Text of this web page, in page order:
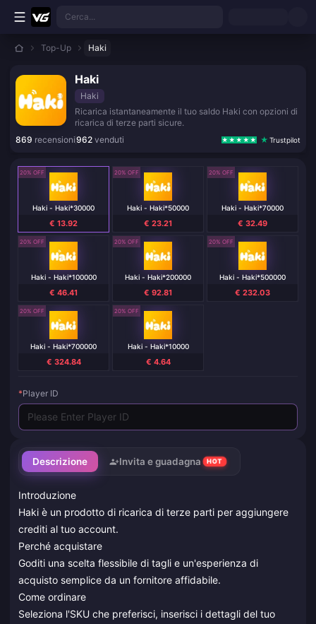
Vai al contenuto principale
Cerca...
Top-Up Haki
Haki
Haki
Ricarica istantaneamente il tuo saldo Haki con opzioni di
ricarica di terze parti sicure.
869 recensioni962 venduti Trustpilot
Descrizione Invita e guadagna HOT
Introduzione
Haki è un prodotto di ricarica di terze parti per aggiungere
crediti al tuo account.
Perché acquistare
Goditi una scelta flessibile di tagli e un'esperienza di
acquisto semplice da un fornitore affidabile.
Come ordinare
Seleziona l'SKU che preferisci, inserisci i dettagli del tuo
20% OFF
Haki - Haki*30000
€ 13.92
20% OFF
Haki - Haki*50000
€ 23.21
20% OFF
Haki - Haki*70000
€ 32.49
20% OFF
Haki - Haki*100000
€ 46.41
20% OFF
Haki - Haki*200000
€ 92.81
20% OFF
Haki - Haki*500000
€ 232.03
20% OFF
Haki - Haki*700000
€ 324.84
20% OFF
Haki - Haki*10000
€ 4.64
*Player ID